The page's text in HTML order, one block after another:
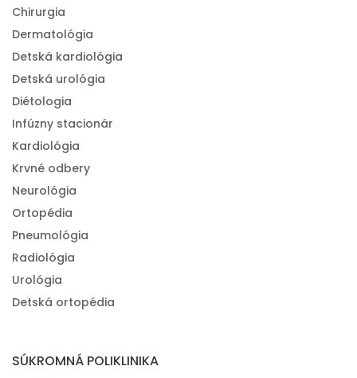
Chirurgia
Dermatológia
Detská kardiológia
Detská urológia
Diétologia
Infúzny stacionár
Kardiológia
Krvné odbery
Neurológia
Ortopédia
Pneumológia
Radiológia
Urológia
Detská ortopédia
SÚKROMNÁ POLIKLINIKA